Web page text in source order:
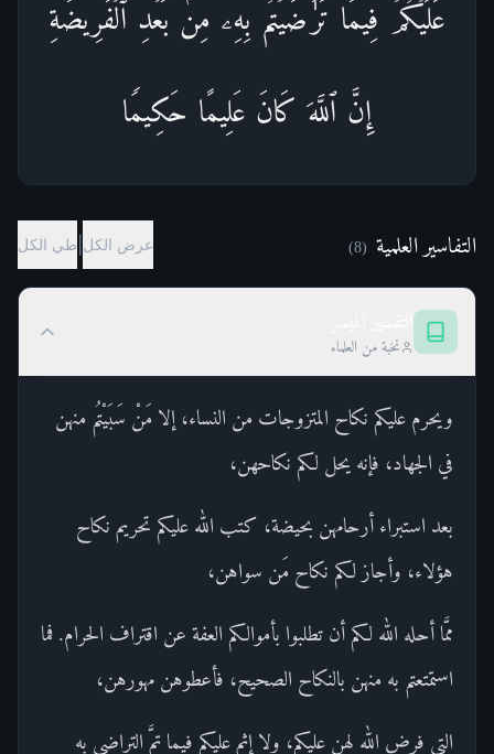
عَلَیۡكُمۡ فِیمَا تَرَ ٰ⁠ضَیۡتُم بِهِۦ مِنۢ بَعۡدِ ٱلۡفَرِیضَةِۚ
إِنَّ ٱللَّهَ كَانَ عَلِیمًا حَكِیمࣰا
التفاسير العلمية (
8
) عرض الكل طي الكل
نخبة من العلماء
ويحرم عليكم نكاح المتزوجات من النساء، إلا مَنْ سَبَيْتُم منهن
في الجهاد، فإنه يحل لكم نكاحهن،
بعد استبراء أرحامهن بحيضة، كتب الله عليكم تحريم نكاح
هؤلاء، وأجاز لكم نكاح مَن سواهن،
ممَّا أحله الله لكم أن تطلبوا بأموالكم العفة عن اقتراف الحرام. فما
استمتعتم به منهن بالنكاح الصحيح، فأعطوهن مهورهن،
التي فرض الله لهن عليكم، ولا إثم عليكم فيما تمَّ التراضي به